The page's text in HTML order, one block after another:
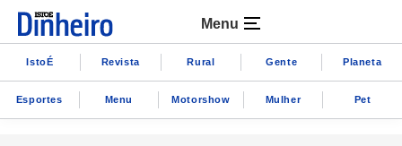
Menu
IstoÉ Revista Rural Gente Planeta
Esportes Menu Motorshow Mulher Pet